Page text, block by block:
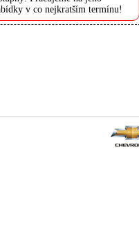
v co nejkratším termínu!